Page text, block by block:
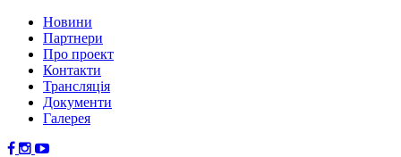
Новини
Партнери
Про проект
Контакти
Трансляція
Документи
Галерея